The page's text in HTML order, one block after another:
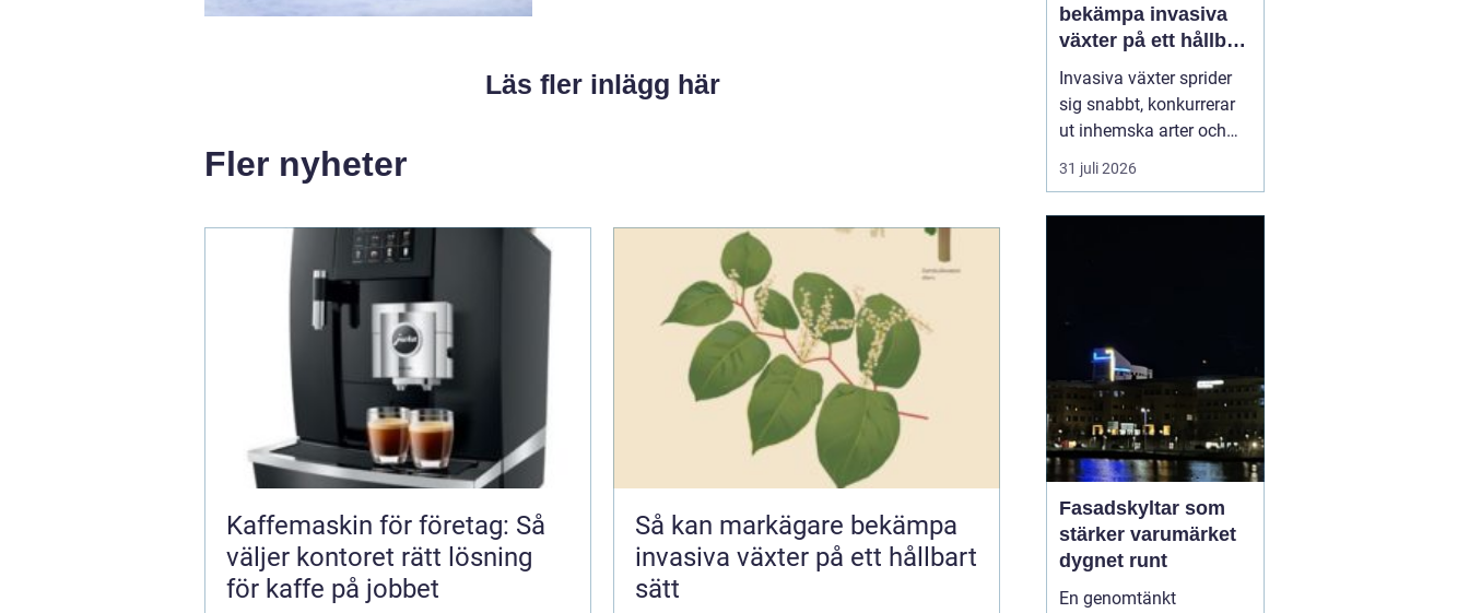
Läs fler inlägg här
Fler nyheter
Kaffemaskin för företag: Så
väljer kontoret rätt lösning
för kaffe på jobbet
Så kan markägare bekämpa
invasiva växter på ett hållbart
sätt
bekämpa invasiva
växter på ett hållbart
sätt
Invasiva växter sprider
sig snabbt, konkurrerar
ut inhemska arter och
kan på sikt förändra hela
ekosystem. De orsakar
man ska agera, utan
hu...
31 juli 2026
Fasadskyltar som
stärker varumärket
dygnet runt
En genomtänkt